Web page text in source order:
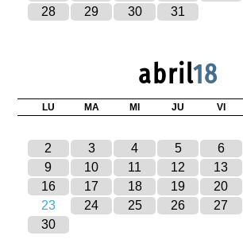
28
29 30 31
abril18
LU MA MI JU VI
2
3 4 5 6
9
10 11 12 13
16
17 18 19 20
23
24 25 26 27
30